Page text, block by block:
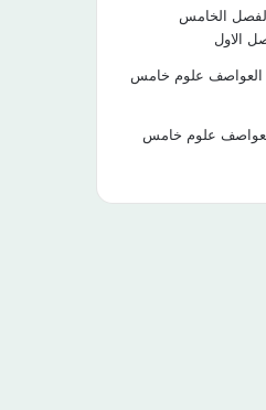
الخامس
الاول
العواصف علوم خامس
علوم خامس